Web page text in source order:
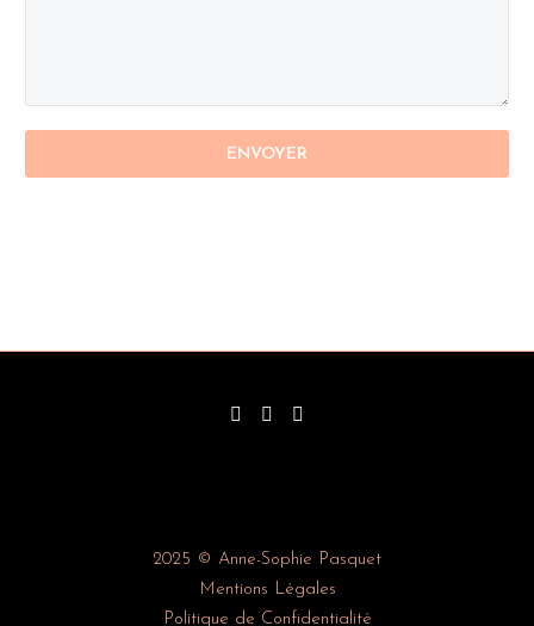
2025 © Anne-Sophie Pasquet
Mentions Légales
Politique de Confidentialité